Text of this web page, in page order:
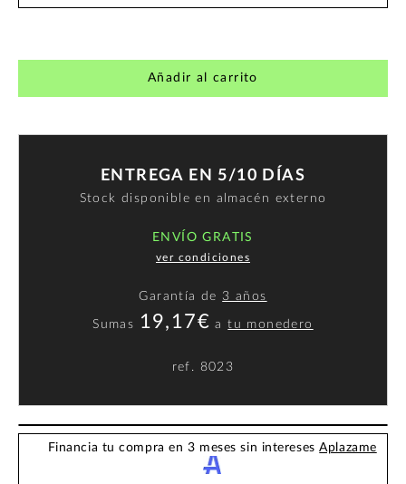
Añadir al carrito
ENTREGA EN 5/10 DÍAS
Stock disponible en almacén externo
ENVÍO GRATIS
ver condiciones
Garantía de 3 años
Sumas 19,17€ atu monedero
ref. 8023
Financia tu compra en 3 meses sin interesesAplazame